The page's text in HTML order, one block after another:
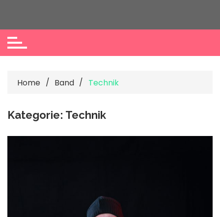
content
Home Band Technik
Kategorie: Technik